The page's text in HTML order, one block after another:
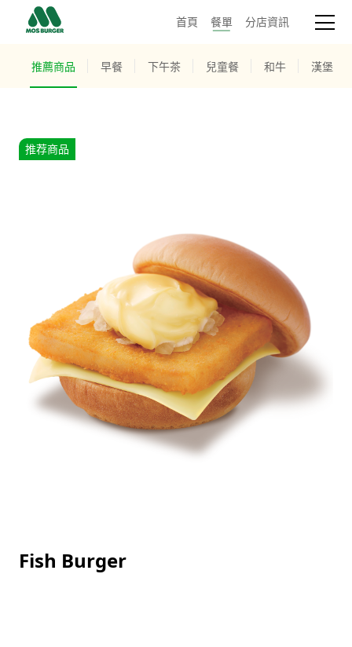
首頁 餐單 分店資訊
推薦商品 早餐 下午茶 兒童餐 和牛 漢堡
推荐商品
Fish Burger